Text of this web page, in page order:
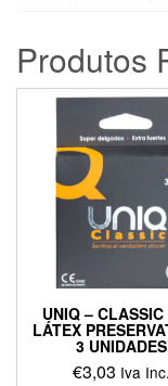
Produtos
UNIQ – CLASSIC
LÁTEX
3 UNIDADES
€3,03 Iva Inc.